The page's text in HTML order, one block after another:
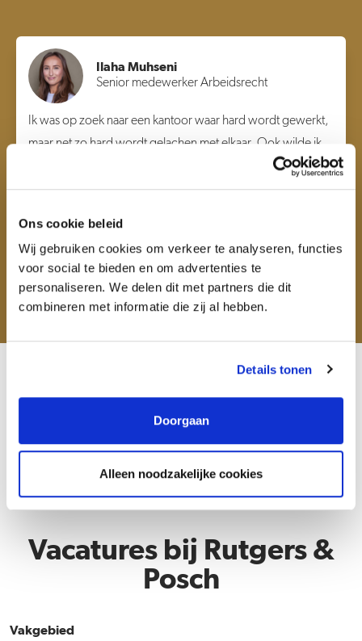
Ons cookie beleid
Wij gebruiken cookies om verkeer te analyseren, functies
voor social te bieden en om advertenties te
personaliseren. We delen dit met partners die dit
combineren met informatie die zij al hebben.
Details tonen
Doorgaan
Alleen noodzakelijke cookies
Ilaha Muhseni
Senior medewerker Arbeidsrecht
Ik was op zoek naar een kantoor waar hard wordt gewerkt,
maar net zo hard wordt gelachen met elkaar. Ook wilde ik
internationaal netwerk.
Vacatures bij Rutgers &
Posch
Vakgebied